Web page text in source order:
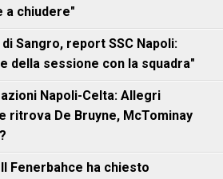
a chiudere"
Sangro, report SSC Napoli:
della sessione con la squadra"
Napoli-Celta: Allegri
ritrova De Bruyne, McTominay
Fenerbahce ha chiesto